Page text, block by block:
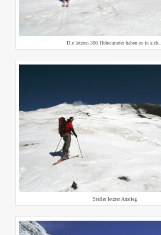
Die letzten 300 Höhenmeter haben es in sich…
Steiler letzter Anstieg